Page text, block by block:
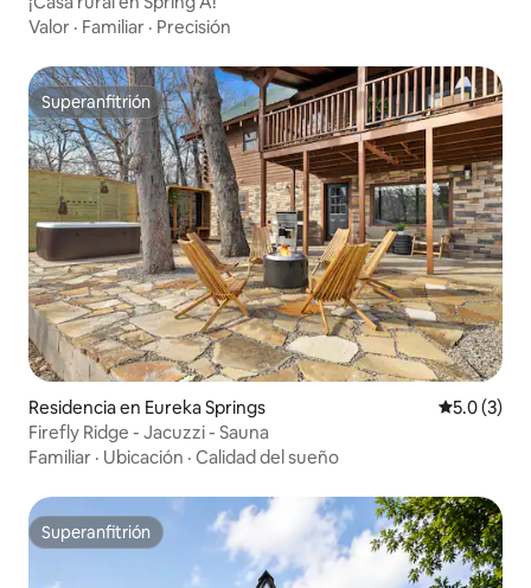
Valor · Familiar · Precisión
Superanfitrión
Superanfitrión
Residencia en Eureka Springs
5.0 (3)
Firefly Ridge - Jacuzzi - Sauna
Familiar · Ubicación · Calidad del sueño
Superanfitrión
Superanfitrión